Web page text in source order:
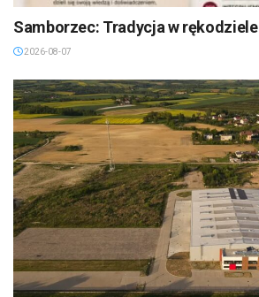
Samborzec: Tradycja w rękodziele
2026-08-07